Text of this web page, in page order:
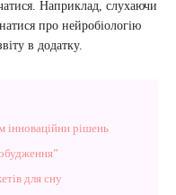
Наприклад, слухаючи
про нейробіологію
в додатку.
інноваційни рішень
для сну